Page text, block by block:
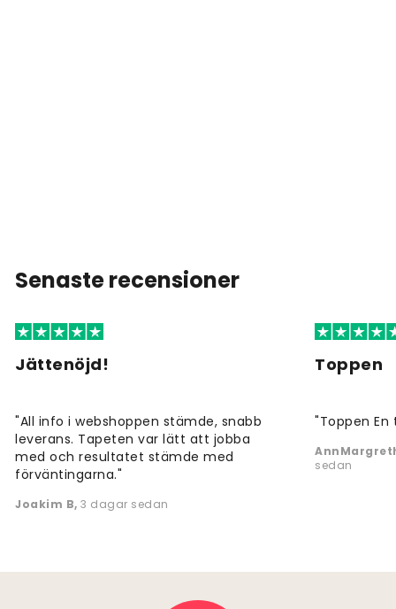
Senaste recensioner
Jättenöjd!
"All info i webshoppen stämde, snabb
leverans. Tapeten var lätt att jobba
med och resultatet stämde med
förväntingarna."
Joakim B, 3 dagar sedan
Toppen
"Toppen
sedan